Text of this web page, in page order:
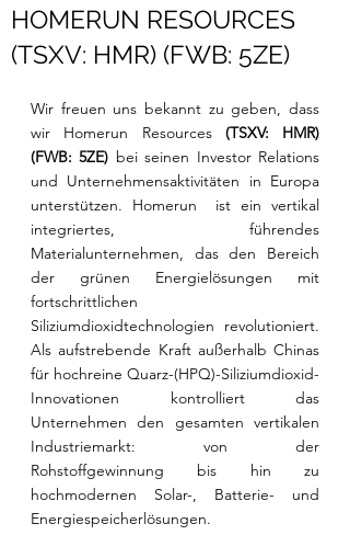
HOMERUN RESOURCES
(TSXV: HMR) (FWB: 5ZE)
Wir freuen uns bekannt zu geben, dass
wir Homerun Resources (TSXV: HMR)
(FWB: 5ZE) bei seinen Investor Relations
und Unternehmensaktivitäten in Europa
unterstützen. Homerun  ist ein vertikal
integriertes, führendes
Materialunternehmen, das den Bereich
der grünen Energielösungen mit
fortschrittlichen
Siliziumdioxidtechnologien revolutioniert.
Als aufstrebende Kraft außerhalb Chinas
für hochreine Quarz-(HPQ)-Siliziumdioxid-
Innovationen kontrolliert das
Unternehmen den gesamten vertikalen
Industriemarkt: von der
Rohstoffgewinnung bis hin zu
hochmodernen Solar-, Batterie- und
Energiespeicherlösungen.